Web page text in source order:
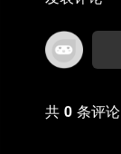
共 0 条评论